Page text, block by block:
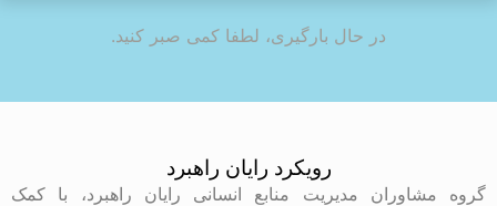
در حال بارگیری، لطفا کمی صبر کنید.
رویکرد رایان راهبرد
گروه مشاوران مدیریت منابع انسانی رایان راهبرد، با کمک